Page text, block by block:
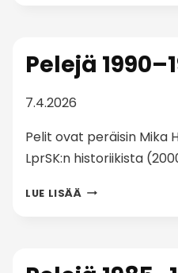
Pelejä
7.4.2026
Pelit ovat peräisin Mika
LprSK:n historiikista
LUE LISÄÄ PELEJÄ